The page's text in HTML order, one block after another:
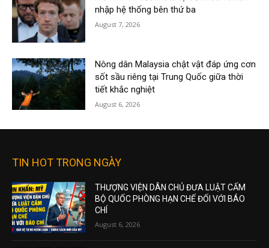
nhập hệ thống bên thứ ba
August 7, 2026
Nông dân Malaysia chật vật đáp ứng cơn
sốt sầu riêng tại Trung Quốc giữa thời
tiết khắc nghiệt
August 6, 2026
TIN HOT TRONG NGÀY
THƯỢNG VIỆN DÂN CHỦ ĐƯA LUẬT CẤM
BỘ QUỐC PHÒNG HẠN CHẾ ĐỐI VỚI BÁO
CHÍ
August 6, 2026